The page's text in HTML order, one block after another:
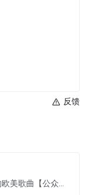
反馈